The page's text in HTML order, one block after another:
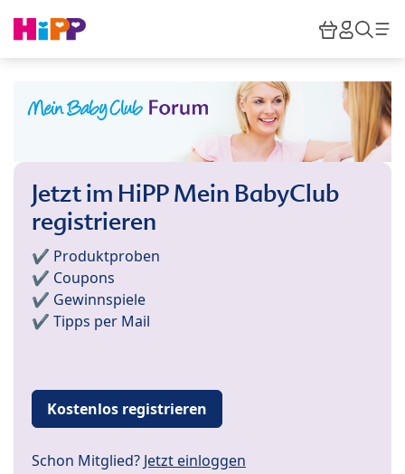
HiPP
Jetzt im HiPP Mein BabyClub
registrieren
✔️ Produktproben
✔️ Coupons
✔️ Gewinnspiele
✔️ Tipps per Mail
Kostenlos registrieren
Schon Mitglied? Jetzt einloggen